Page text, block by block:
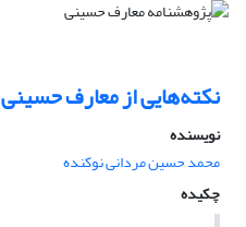
نکته‌هایی از معارف حسینی
نویسنده
محمد حسین مردانی نوکنده
چکیده